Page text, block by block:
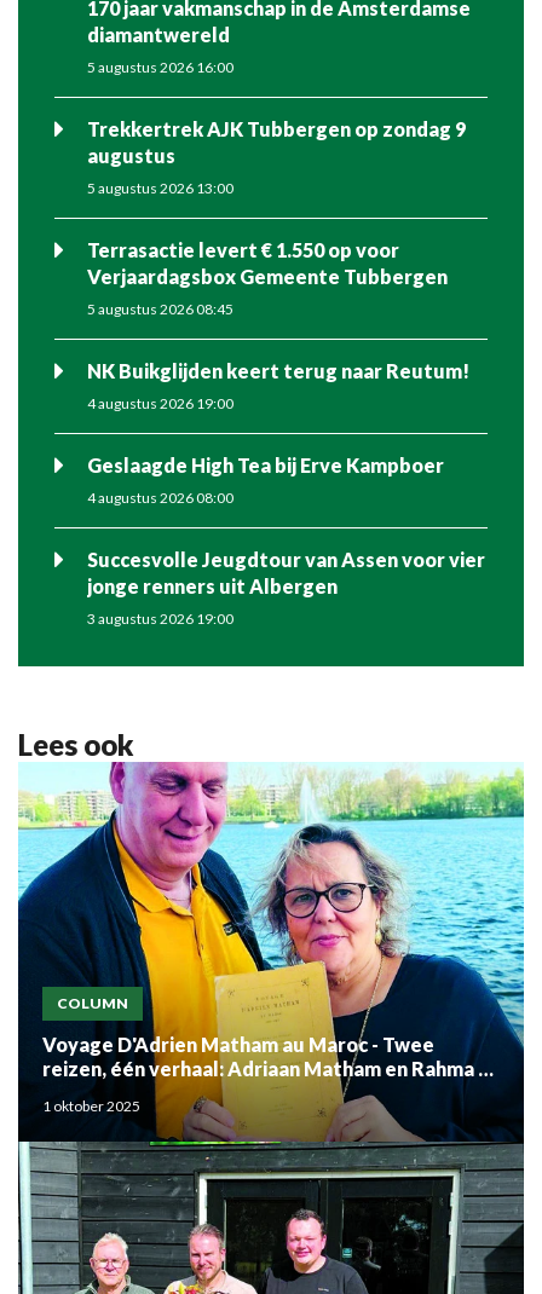
170 jaar vakmanschap in de Amsterdamse
diamantwereld
5 augustus 2026 16:00
Trekkertrek AJK Tubbergen op zondag 9
augustus
5 augustus 2026 13:00
Terrasactie levert € 1.550 op voor
Verjaardagsbox Gemeente Tubbergen
5 augustus 2026 08:45
NK Buikglijden keert terug naar Reutum!
4 augustus 2026 19:00
Geslaagde High Tea bij Erve Kampboer
4 augustus 2026 08:00
Succesvolle Jeugdtour van Assen voor vier
jonge renners uit Albergen
3 augustus 2026 19:00
Lees ook
COLUMN
Voyage D'Adrien Matham au Maroc - Twee
reizen, één verhaal: Adriaan Matham en Rahma el
Mouden
1 oktober 2025